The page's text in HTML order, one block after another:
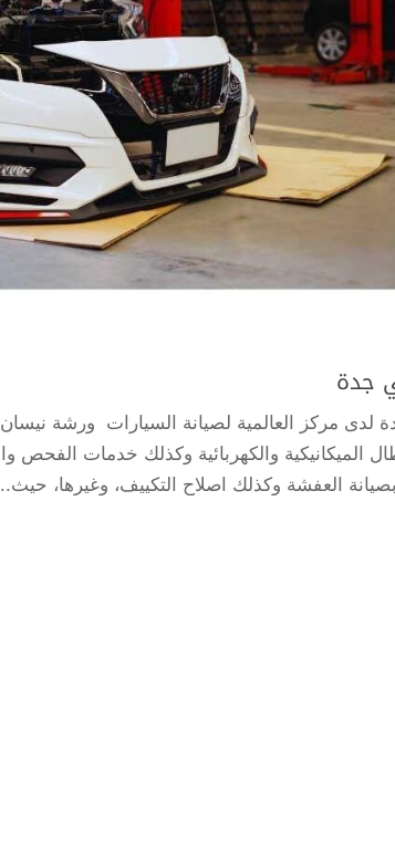
جدة
مركز العالمية لصيانة السيارات ورشة
الميكانيكية والكهربائية وكذلك خدمات الفحص
العفشة وكذلك اصلاح التكييف، وغيرها،